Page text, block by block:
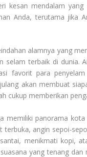
kesan mendalam
Anda, terutama jika
alamnya yang
selam terbaik di dunia.
favorit para
akan membuat
cukup memberikan
memiliki panorama
terbuka, angin sepoi-
menikmati kopi,
yang tenang